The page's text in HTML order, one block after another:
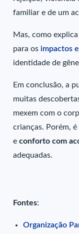
familiar e de um
Mas, como
para os impactos
identidade de
Em conclusão, a
muitas
mexem com o
crianças. Porém,
econforto com
adequadas.
Fontes:
Organização